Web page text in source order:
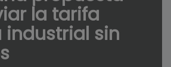
la tarifa
industrial sin